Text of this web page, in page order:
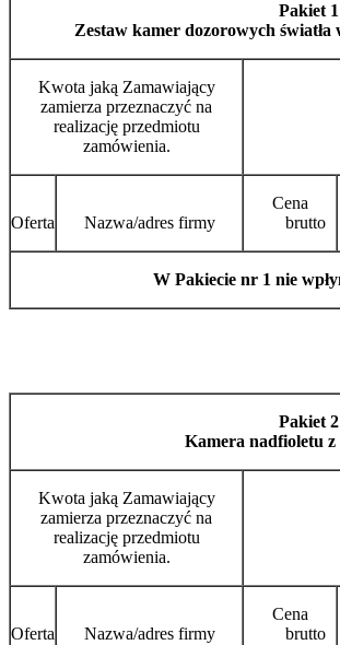
Pakiet 1
Zestaw kamer dozorowych
Kwota jaką Zamawiający
zamierza przeznaczyć na
realizację przedmiotu
zamówienia.
Oferta Nazwa/adres firmy
Cena
brutto
W Pakiecie nr 1 nie
Pakiet 2
Kamera nadfioletu
Kwota jaką Zamawiający
zamierza przeznaczyć na
realizację przedmiotu
zamówienia.
Oferta Nazwa/adres firmy
Cena
brutto